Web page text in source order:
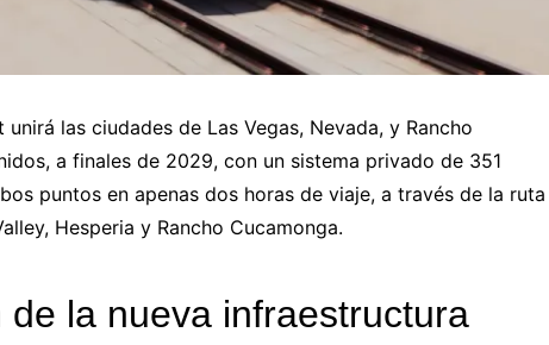
las ciudades de Las Vegas, Nevada, y Rancho
a finales de 2029, con un sistema privado de 351
puntos en apenas dos horas de viaje, a través de la ruta
Hesperia y Rancho Cucamonga.
la nueva infraestructura